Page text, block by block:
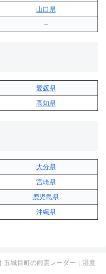
山口県
–
愛媛県
高知県
大分県
宮崎県
鹿児島県
沖縄県
五城目町の雨雲レーダー｜湿度